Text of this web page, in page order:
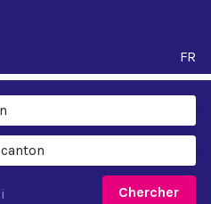
FR
Chercher